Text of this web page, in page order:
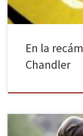
En la
Chandler